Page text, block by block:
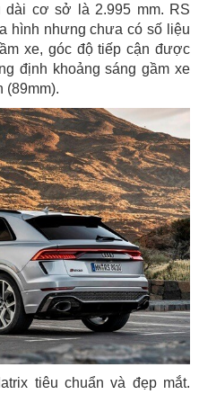
dài cơ sở là 2.995 mm. RS
hình nhưng chưa có số liệu
xe, góc độ tiếp cận được
định khoảng sáng gầm xe
(89mm).
tiêu chuẩn và đẹp mắt.